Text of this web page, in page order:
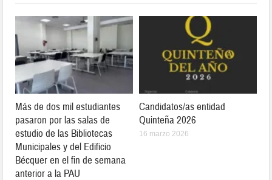
Más de dos mil estudiantes
pasaron por las salas de
estudio de las Bibliotecas
Municipales y del Edificio
Bécquer en el fin de semana
anterior a la PAU
Candidatos/as entidad
Quinteña 2026
16 marzo 2026